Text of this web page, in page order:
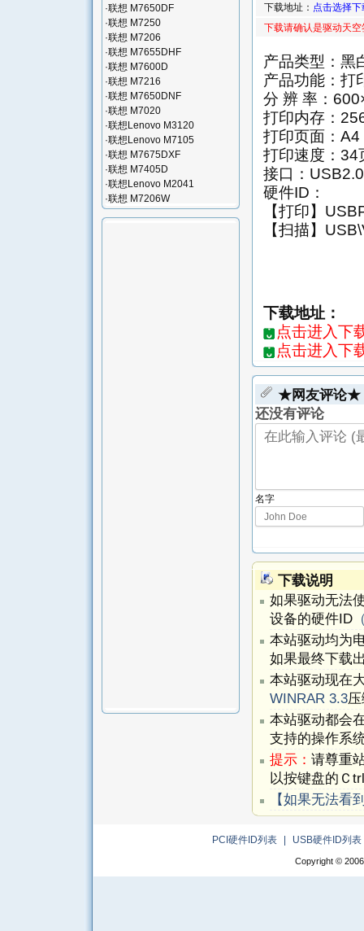
下载地址： 点击选择
下载请确认是驱动天
产品类型：黑
产品功能：打
分 辨 率：
打印内存：
打印页面：A4
打印速度：34
接口：
硬件ID：
【打印】
【扫描】
下载地址：
点击进入下
点击进入下
★网友评论★
还没有评论
名字
下载说明
如果驱动无法
设备的硬件ID
本站驱动均为
如果最终下载
本站驱动现在
WINRAR 3.3
本站驱动都会
支持的操作系
提示： 请尊重
以按键盘的Ｃ
【如果无法看
·联想 M7650DF
·联想 M7250
·联想 M7206
·联想 M7655DHF
·联想 M7600D
·联想 M7216
·联想 M7650DNF
·联想 M7020
·联想Lenovo M3120
·联想Lenovo M7105
·联想 M7675DXF
·联想 M7405D
·联想Lenovo M2041
·联想 M7206W
PCI硬件ID列表 USB硬件ID列表
Copyright ©